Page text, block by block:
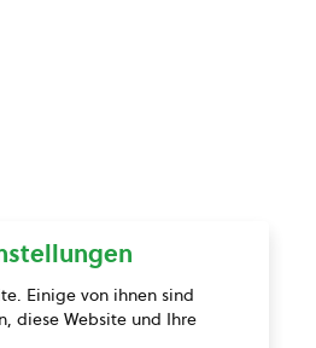
Einige von ihnen sind
diese Website und Ihre